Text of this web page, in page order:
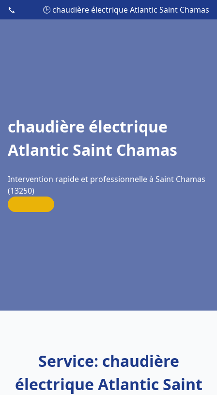
📞 🕒 chaudière électrique Atlantic Saint Chamas
chaudière électrique
Atlantic Saint Chamas
Intervention rapide et professionnelle à Saint Chamas
(13250)
Service: chaudière
électrique Atlantic Saint